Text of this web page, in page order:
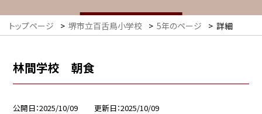
トップページ > 堺市立百舌鳥小学校 > 5年のページ > 詳細
林間学校 朝食
公開日 2025/10/09 更新日 2025/10/09